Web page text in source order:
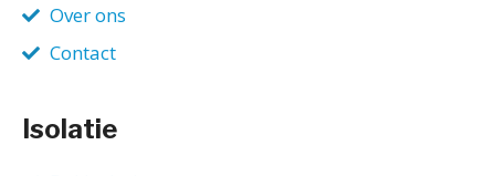
Over ons
Contact
Isolatie